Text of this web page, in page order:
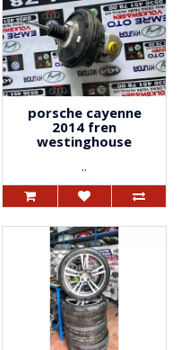
porsche cayenne
2014 fren
westinghouse
..